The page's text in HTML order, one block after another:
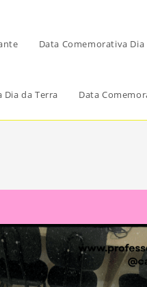
Data Comemorativa
Dia da Terra Data